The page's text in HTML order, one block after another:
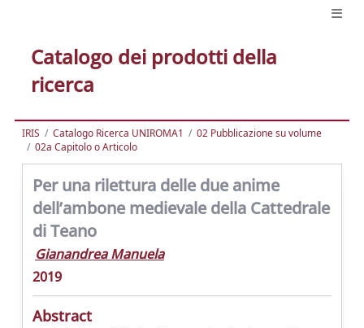
Catalogo dei prodotti della
ricerca
IRIS Catalogo Ricerca UNIROMA1
02 Pubblicazione su volume
02a Capitolo o Articolo
Per una rilettura delle due anime
dell’ambone medievale della Cattedrale
di Teano
Gianandrea Manuela
2019
Abstract